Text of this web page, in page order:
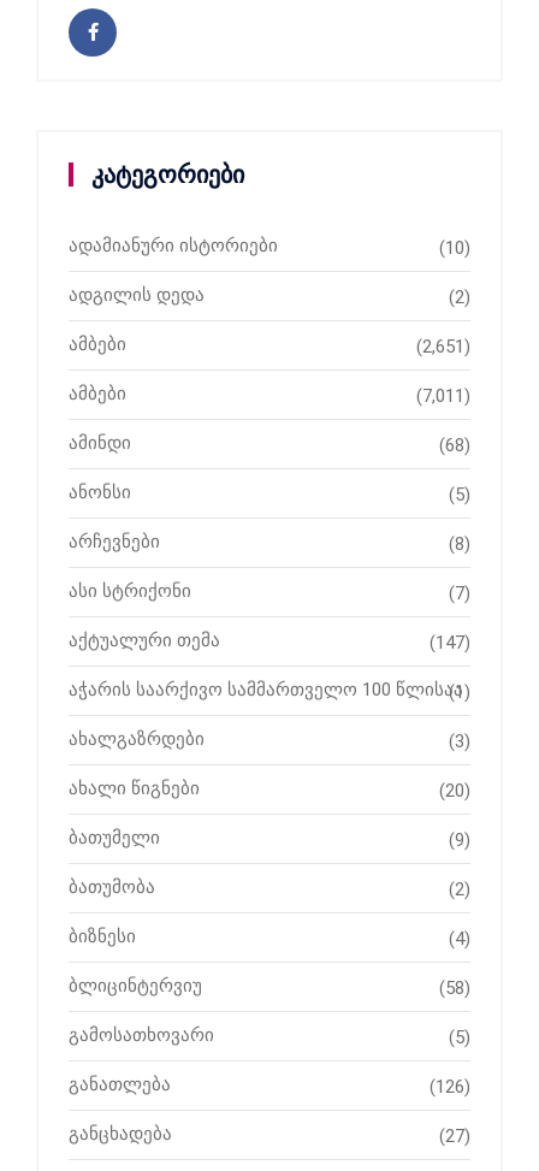
კატეგორიები
ადამიანური ისტორიები (10)
ადგილის დედა (2)
ამბები (2,651)
ამბები (7,011)
ამინდი (68)
ანონსი (5)
არჩევნები (8)
ასი სტრიქონი (7)
აქტუალური თემა (147)
აჭარის საარქივო სამმართველო 100 წლისაა
(1)
ახალგაზრდები (3)
ახალი წიგნები (20)
ბათუმელი (9)
ბათუმობა (2)
ბიზნესი (4)
ბლიცინტერვიუ (58)
გამოსათხოვარი (5)
განათლება (126)
განცხადება (27)